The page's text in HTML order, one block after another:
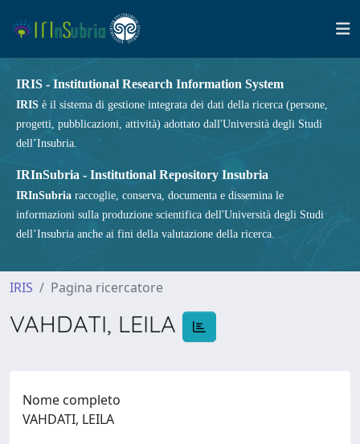
IRIS - Institutional Research Information System
IRIS è il sistema di gestione integrata dei dati della ricerca (persone,
progetti, pubblicazioni, attività) adottato dall'Università degli Studi
dell’Insubria.
IRInSubria - Institutional Repository Insubria
IRInSubria raccoglie, conserva, documenta e dissemina le
informazioni sulla produzione scientifica dell'Università degli Studi
dell’Insubria anche ai fini della valutazione della ricerca.
IRIS Pagina ricercatore
VAHDATI, LEILA
Nome completo
VAHDATI, LEILA